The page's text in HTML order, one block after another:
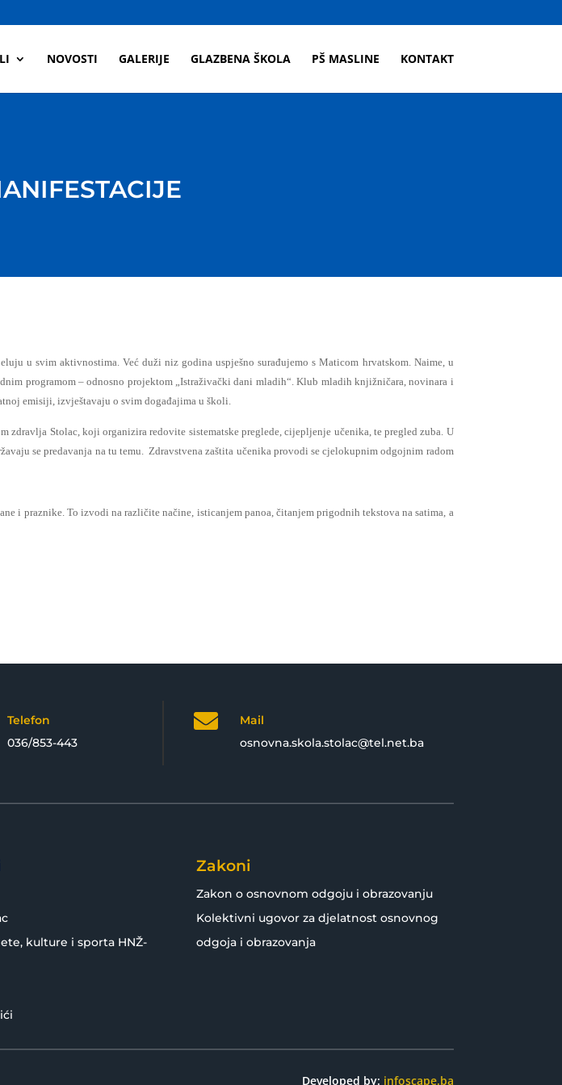
NOVOSTI GALERIJE GLAZBENA ŠKOLA PŠ MASLINE KONTAKT
u svim aktivnostima. Već duži niz godina uspješno surađujemo s Maticom hrvatskom. Naime, u
programom – odnosno projektom „Istraživački dani mladih“. Klub mladih knjižničara, novinara i
emisiji, izvještavaju o svim događajima u školi.
zdravlja Stolac, koji organizira redovite sistematske preglede, cijepljenje učenika, te pregled zuba. U
se predavanja na tu temu. Zdravstvena zaštita učenika provodi se cjelokupnim odgojnim radom
i praznike. To izvodi na različite načine, isticanjem panoa, čitanjem prigodnih tekstova na satima, a
Telefon
036/853-443

Mail
osnovna.skola.stolac@tel.net.ba
kulture i sporta HNŽ-
Zakoni
Zakon o osnovnom odgoju i obrazovanju
Kolektivni ugovor za djelatnost osnovnog
odgoja i obrazovanja
Developed by: infoscape.ba